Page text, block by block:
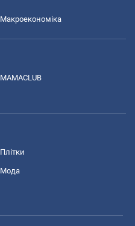
Макроекономіка
MAMACLUB
Плітки
Мода